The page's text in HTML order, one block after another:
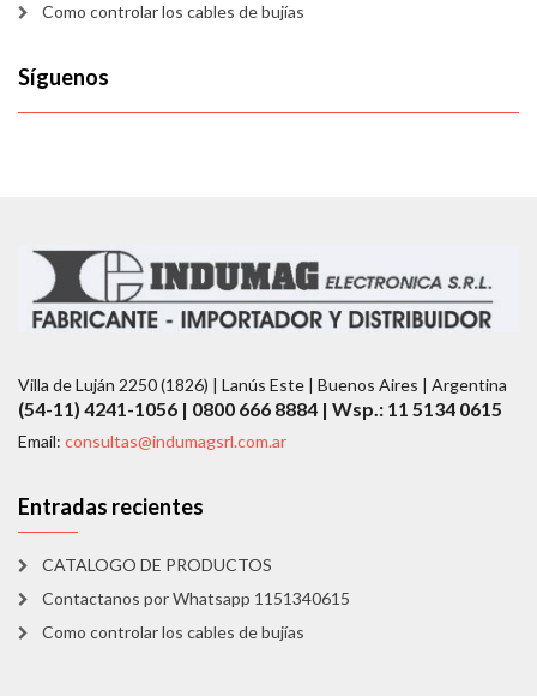
Como controlar los cables de bujías
Síguenos
Villa de Luján 2250 (1826) | Lanús Este | Buenos Aires | Argentina
(54-11) 4241-1056 | 0800 666 8884 | Wsp.: 11 5134 0615
Email: consultas@indumagsrl.com.ar
Entradas recientes
CATALOGO DE PRODUCTOS
Contactanos por Whatsapp 1151340615
Como controlar los cables de bujías